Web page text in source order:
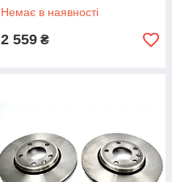
Немає в наявності
2 559 ₴